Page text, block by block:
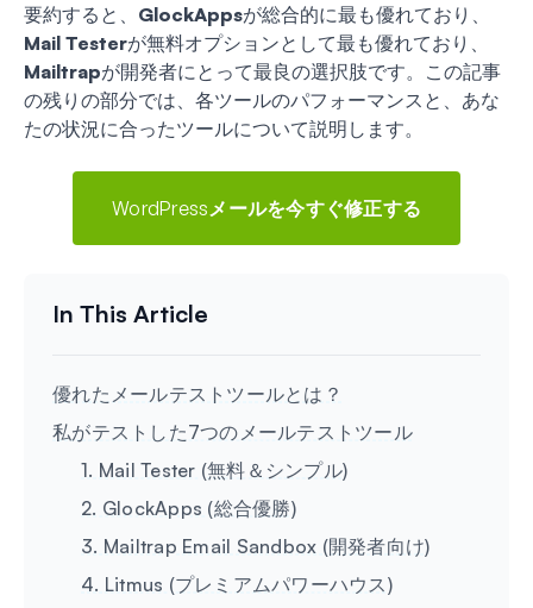
要約すると、 GlockAppsが総合的に最も優れており、
Mail Testerが無料オプションとして最も優れており、
Mailtrapが開発者にとって最良の選択肢です。この記事
の残りの部分では、各ツールのパフォーマンスと、あな
たの状況に合ったツールについて説明します。
WordPressメールを今すぐ修正する
優れたメールテストツールとは？
私がテストした7つのメールテストツール
1. Mail Tester (無料＆シンプル)
2. GlockApps (総合優勝)
3. Mailtrap Email Sandbox (開発者向け)
4. Litmus (プレミアムパワーハウス)